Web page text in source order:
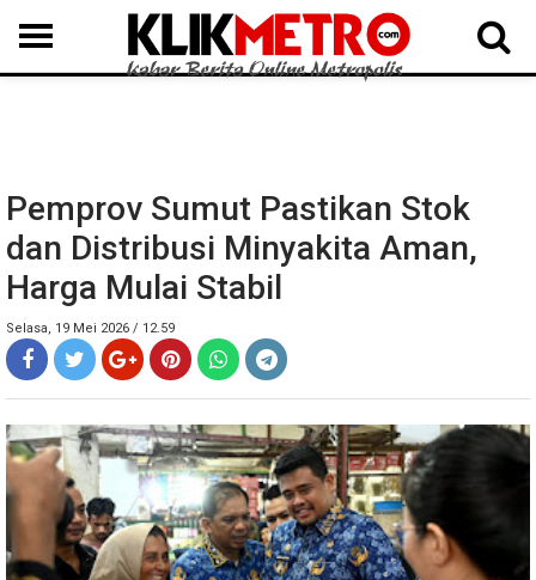
MEDAN LANGKAT DAIRI SAMOSIR TAPUT BATUBARA DELISERDANG
Pemprov Sumut Pastikan Stok
dan Distribusi Minyakita Aman,
Harga Mulai Stabil
Selasa, 19 Mei 2026 / 12.59